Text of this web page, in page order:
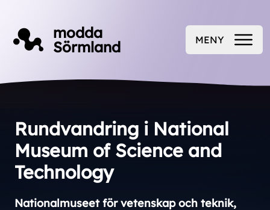
modda
Sörmland
ÖPPNA
MENY
Rundvandring i National
Museum of Science and
Technology
Nationalmuseet för vetenskap och teknik,